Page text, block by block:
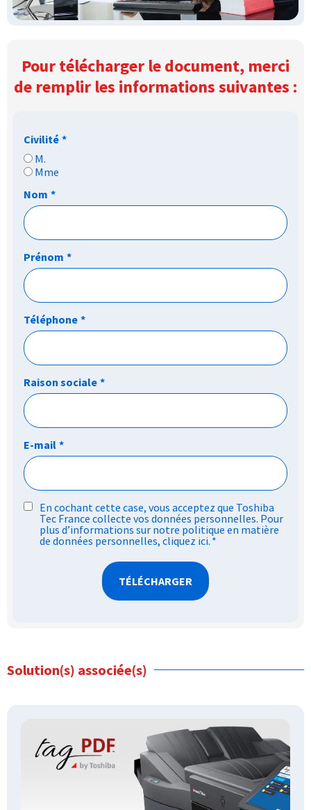
Pour télécharger le document, merci
de remplir les informations suivantes :
Civilité *
M.
Mme
Nom *
Prénom *
Téléphone *
Raison sociale *
E-mail *
RGPDEn cochant cette case, vous acceptez que Toshiba
Tec France collecte vos données personnelles. Pour
plus d’informations sur notre politique en matière
de données personnelles, cliquez ici.*
Solution(s) associée(s)